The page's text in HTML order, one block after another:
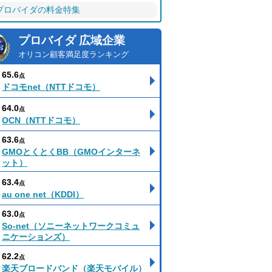
ロバイダの料金特集
プロバイダ 広域企業
オリコン顧客満足度ランキング
65.6点
ドコモnet（NTTドコモ）
64.0点
OCN（NTTドコモ）
63.6点
GMOとくとくBB（GMOインターネ
ット）
63.4点
au one net（KDDI）
63.0点
So-net（ソニーネットワークコミュ
ニケーションズ）
62.2点
楽天ブロードバンド（楽天モバイル）